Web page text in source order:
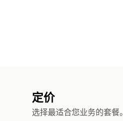
定价
选择最适合您业务的套餐。